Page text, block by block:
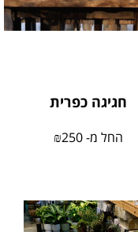
חגיגה כפרית
החל מ- ₪250